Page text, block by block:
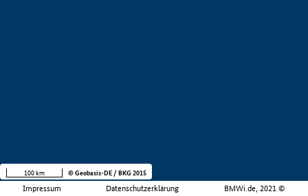
Impressum Datenschutzerklärung BMWi.de, 2021 ©
100 km © Geobasis-DE / BKG 2015